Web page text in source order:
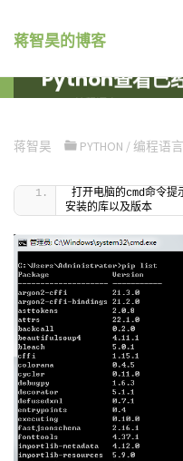
蒋智昊的博客
Python查看已
蒋智昊 PYTHON / 编程语言
打开电脑的cmd命令
安装的库以及版本